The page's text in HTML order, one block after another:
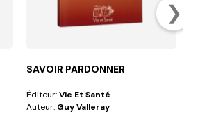
❯
SAVOIR PARDONNER
Éditeur:Vie Et Santé
Auteur: Guy Valleray